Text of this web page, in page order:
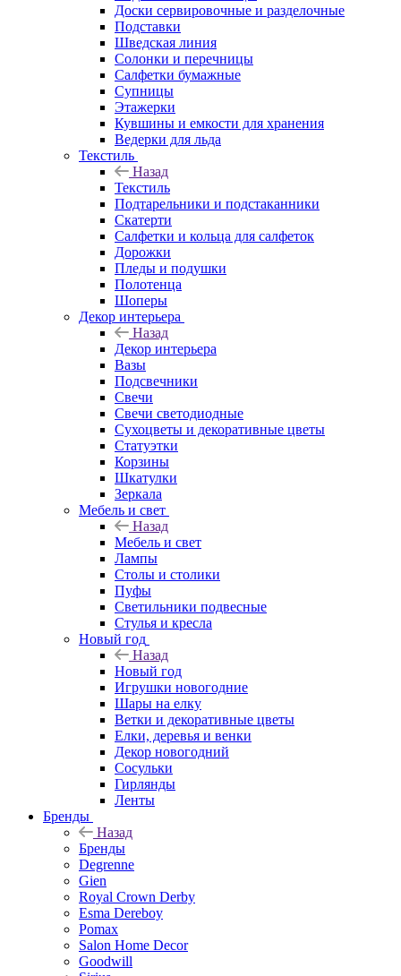
Доски сервировочные и разделочные
Подставки
Шведская линия
Солонки и перечницы
Салфетки бумажные
Супницы
Этажерки
Кувшины и емкости для хранения
Ведерки для льда
Текстиль
Назад
Текстиль
Подтарельники и подстаканники
Скатерти
Салфетки и кольца для салфеток
Дорожки
Пледы и подушки
Полотенца
Шоперы
Декор интерьера
Назад
Декор интерьера
Вазы
Подсвечники
Свечи
Свечи светодиодные
Сухоцветы и декоративные цветы
Статуэтки
Корзины
Шкатулки
Зеркала
Мебель и свет
Назад
Мебель и свет
Лампы
Столы и столики
Пуфы
Светильники подвесные
Стулья и кресла
Новый год
Назад
Новый год
Игрушки новогодние
Шары на елку
Ветки и декоративные цветы
Елки, деревья и венки
Декор новогодний
Сосульки
Гирлянды
Ленты
Бренды
Назад
Бренды
Degrenne
Gien
Royal Crown Derby
Esma Dereboy
Pomax
Salon Home Decor
Goodwill